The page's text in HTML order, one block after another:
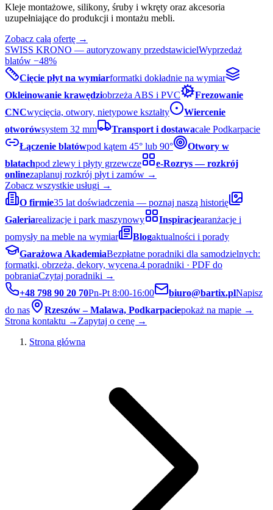
Kleje montażowe, silikony, śruby i wkręty oraz akcesoria
uzupełniające do produkcji i montażu mebli.
Zobacz całą ofertę →
SWISS KRONO — autoryzowany przedstawicielWyprzedaż
blatów −48%
Cięcie płyt na wymiarformatki dokładnie na wymiar
Okleinowanie krawędziobrzeża ABS i PVC
Frezowanie
CNCwycięcia, otwory, nietypowe kształty
Wiercenie
otworówsystem 32 mm Transport i dostawacałe Podkarpacie
Łączenie blatówpod kątem 45° lub 90°
Otwory w
blatachpod zlewy i płyty grzewcze
e-Rozrys — rozkrój
onlinezaplanuj rozkrój płyt i zamów →
Zobacz wszystkie usługi →
O firmie35 lat doświadczenia — poznaj naszą historię
Galeriarealizacje i park maszynowy Inspiracjearanżacje i
pomysły na meble na wymiar
Blogaktualności i porady
Garażowa AkademiaBezpłatne poradniki dla samodzielnych:
formatki, obrzeża, dekory, wycena.4 poradniki · PDF do
pobraniaCzytaj poradniki →
+48 798 90 20 70Pn-Pt 8:00-16:00 biuro@bartix.plNapisz
do nas
Rzeszów – Malawa, Podkarpaciepokaż na mapie →
Strona kontaktu → Zapytaj o cenę →
Strona główna